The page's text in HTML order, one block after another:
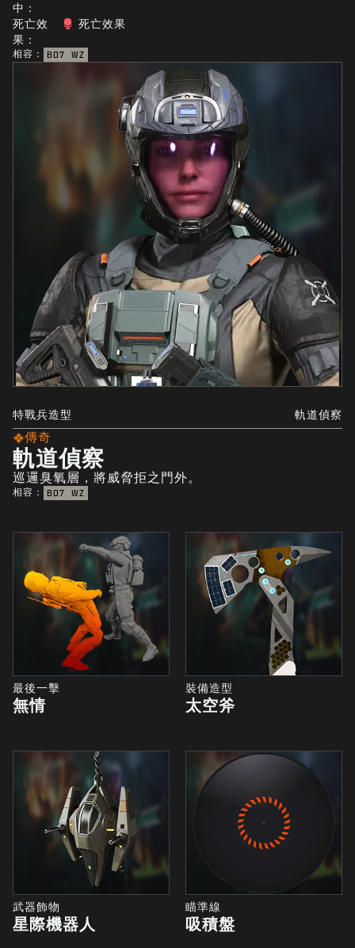
中：
死亡效
果：
死亡效果
相容： BO7 WZ
特戰兵造型 軌道偵察
傳奇
軌道偵察
巡邏臭氧層，將威脅拒之門外。
相容： BO7 WZ
最後一擊
無情
裝備造型
太空斧
武器飾物
星際機器人
瞄準線
吸積盤